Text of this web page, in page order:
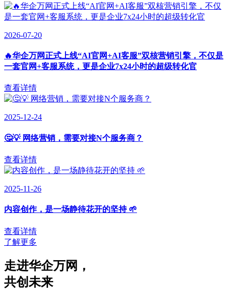
2026-07-20
🔥华企万网正式上线“AI官网+AI客服”双核营销引擎，不仅是
一套官网+客服系统，更是企业7x24小时的超级转化官
查看详情
2025-12-24
🤔💡 网络营销，需要对接N个服务商？
查看详情
2025-11-26
内容创作，是一场静待花开的坚持 🌱
查看详情
了解更多
走进华企万网 ，
共创未来